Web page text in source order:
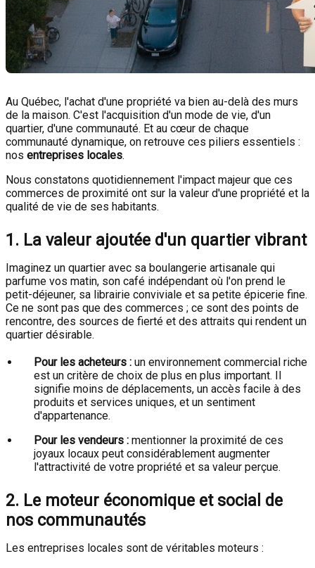
Au Québec, l'achat d'une propriété va bien au-delà des murs
de la maison. C'est l'acquisition d'un mode de vie, d'un
quartier, d'une communauté. Et au cœur de chaque
communauté dynamique, on retrouve ces piliers essentiels :
nos entreprises locales.
Nous constatons quotidiennement l'impact majeur que ces
commerces de proximité ont sur la valeur d'une propriété et la
qualité de vie de ses habitants.
1. La valeur ajoutée d'un quartier vibrant
Imaginez un quartier avec sa boulangerie artisanale qui
parfume vos matin, son café indépendant où l'on prend le
petit-déjeuner, sa librairie conviviale et sa petite épicerie fine.
Ce ne sont pas que des commerces ; ce sont des points de
rencontre, des sources de fierté et des attraits qui rendent un
quartier désirable.
Pour les acheteurs : un environnement commercial riche
est un critère de choix de plus en plus important. Il
signifie moins de déplacements, un accès facile à des
produits et services uniques, et un sentiment
d'appartenance.
Pour les vendeurs : mentionner la proximité de ces
joyaux locaux peut considérablement augmenter
l'attractivité de votre propriété et sa valeur perçue.
2. Le moteur économique et social de
nos communautés
Les entreprises locales sont de véritables moteurs :